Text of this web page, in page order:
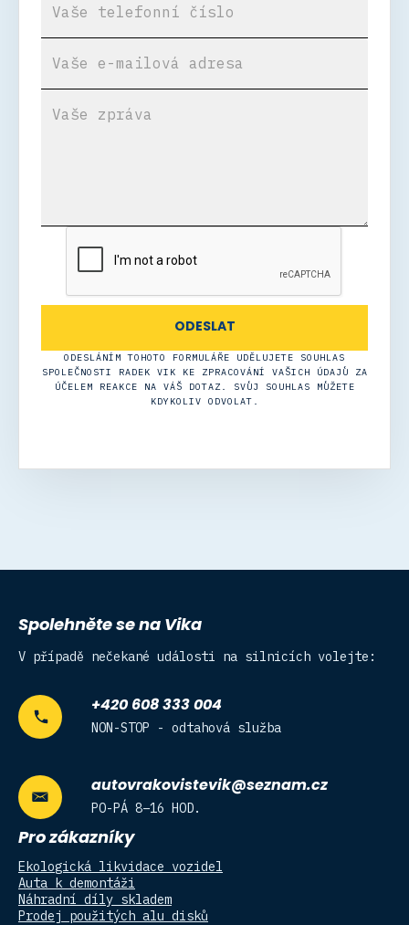
ODESLÁNÍM TOHOTO FORMULÁŘE UDĚLUJETE SOUHLAS
SPOLEČNOSTI RADEK VIK KE ZPRACOVÁNÍ VAŠICH ÚDAJŮ ZA
ÚČELEM REAKCE NA VÁŠ DOTAZ. SVŮJ SOUHLAS MŮŽETE
KDYKOLIV ODVOLAT.
Spolehněte se na Vika
V případě nečekané události na silnicích volejte:
+420 608 333 004
NON-STOP - odtahová služba
autovrakovistevik@seznam.cz
PO-PÁ 8–16 HOD.
Pro zákazníky
Ekologická likvidace vozidel
Auta k demontáži
Náhradní díly skladem
Prodej použitých alu disků